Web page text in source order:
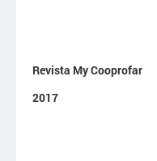
Revista My Cooprofar
2017